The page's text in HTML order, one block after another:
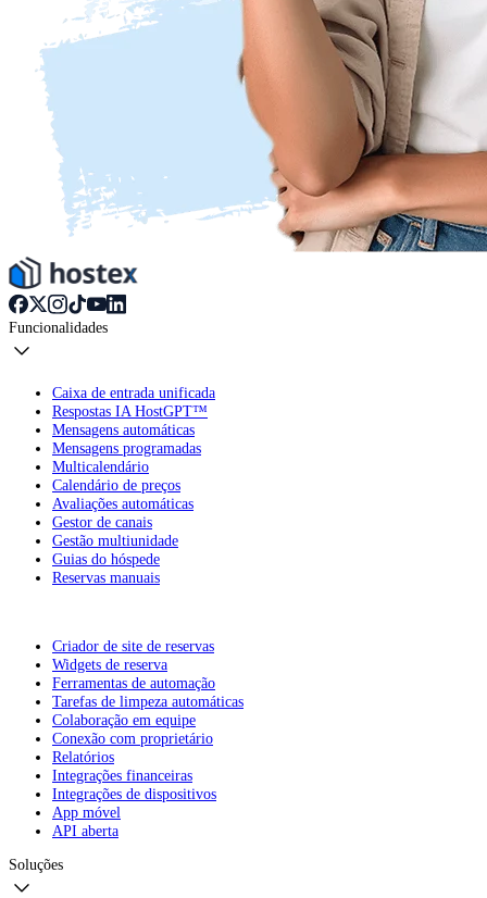
Funcionalidades
Caixa de entrada unificada
Respostas IA HostGPT™
Mensagens automáticas
Mensagens programadas
Multicalendário
Calendário de preços
Avaliações automáticas
Gestor de canais
Gestão multiunidade
Guias do hóspede
Reservas manuais
Criador de site de reservas
Widgets de reserva
Ferramentas de automação
Tarefas de limpeza automáticas
Colaboração em equipe
Conexão com proprietário
Relatórios
Integrações financeiras
Integrações de dispositivos
App móvel
API aberta
Soluções